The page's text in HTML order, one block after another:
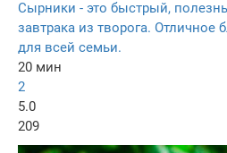
Сырники - это быстрый,
завтрака из творога. Отличное
для всей семьи.
20 мин
2
5.0
209